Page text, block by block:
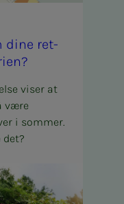
dine ret­
viser at
være
i sommer.